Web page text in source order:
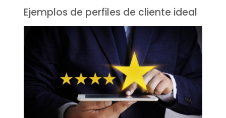
Ejemplos de perfiles de cliente ideal